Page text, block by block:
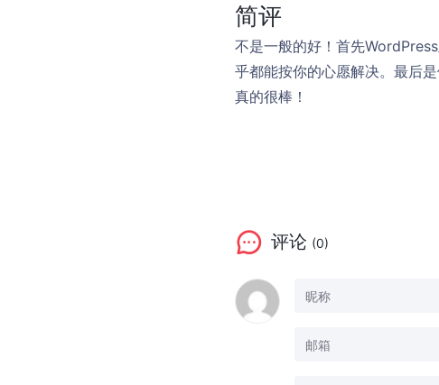
简评
不是一般的好！首先
乎都能按你的心愿解决。最后
真的很棒！
评论 (0)